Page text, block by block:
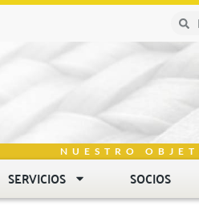
NUESTRO
SERVICIOS SOCIOS